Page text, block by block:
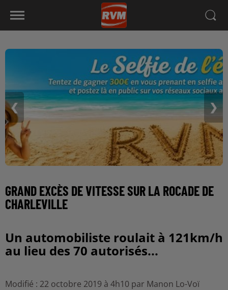
❮ ❯
GRAND EXCÈS DE VITESSE SUR LA ROCADE DE
CHARLEVILLE
Un automobiliste roulait à 121km/h
au lieu des 70 autorisés...
Modifié : 22 octobre 2019 à 4h10 par Manon Lo-Voï